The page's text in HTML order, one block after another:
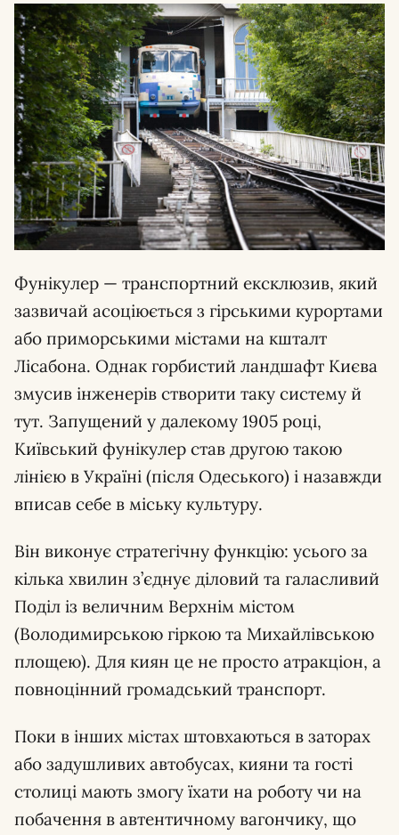
Фунікулер — транспортний ексклюзив, який
зазвичай асоціюється з гірськими курортами
або приморськими містами на кшталт
Лісабона. Однак горбистий ландшафт Києва
змусив інженерів створити таку систему й
тут. Запущений у далекому 1905 році,
Київський фунікулер став другою такою
лінією в Україні (після Одеського) і назавжди
вписав себе в міську культуру.
Він виконує стратегічну функцію: усього за
кілька хвилин з’єднує діловий та галасливий
Поділ із величним Верхнім містом
(Володимирською гіркою та Михайлівською
площею). Для киян це не просто атракціон, а
повноцінний громадський транспорт.
Поки в інших містах штовхаються в заторах
або задушливих автобусах, кияни та гості
столиці мають змогу їхати на роботу чи на
побачення в автентичному вагончику, що